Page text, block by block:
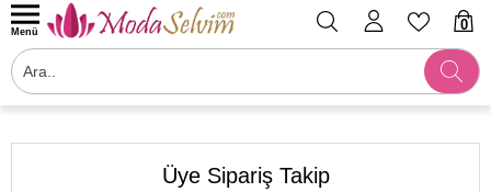
0
Menü
Üye Sipariş Takip